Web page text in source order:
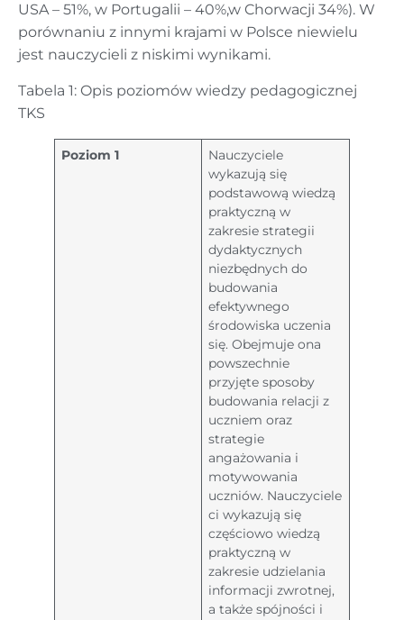
USA – 51%, w Portugalii – 40%,w Chorwacji 34%). W
porównaniu z innymi krajami w Polsce niewielu
jest nauczycieli z niskimi wynikami.
Tabela 1: Opis poziomów wiedzy pedagogicznej
TKS
Poziom 1
Nauczyciele
wykazują się
podstawową wiedzą
praktyczną w
zakresie strategii
dydaktycznych
niezbędnych do
budowania
efektywnego
środowiska uczenia
się. Obejmuje ona
powszechnie
przyjęte sposoby
budowania relacji z
uczniem oraz
strategie
angażowania i
motywowania
uczniów. Nauczyciele
ci wykazują się
częściowo wiedzą
praktyczną w
zakresie udzielania
informacji zwrotnej,
a także spójności i